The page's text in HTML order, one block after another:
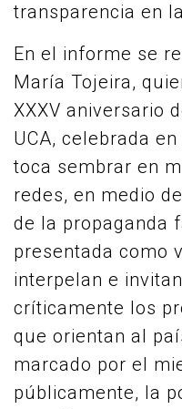
transparencia en
En el informe se
María Tojeira,
XXXV aniversario
UCA, celebrada
toca sembrar en
redes, en medio
de la propaganda
presentada como
interpelan e
críticamente los
que orientan al
marcado por el
públicamente, la